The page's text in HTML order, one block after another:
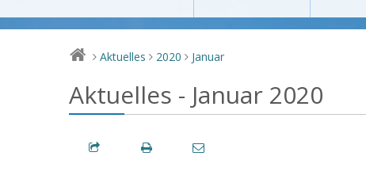
> Aktuelles > 2020 > Januar
Aktuelles - Januar 2020